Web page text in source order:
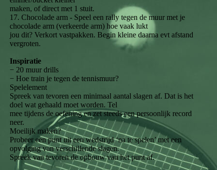
maken, of direct met 1 stuit.
17. Chocolade arm - Speel een rally tegen de muur met je
chocolade arm (verkeerde arm) hoe vaak lukt
jou dit? Verkort vastpakken. Begin kleine daarna evt afstand
vergroten.
Inspiratie
− 20 muur drills
− Hoe train je tegen de tennismuur?
Spelelement
Spreek van tevoren een minimaal aantal slagen af. Dat is het
doel wat gehaald moet worden. Tel
mee tijdens de oefening en zet steeds een persoonlijk record
neer.
Moeilijk maken?
Probeer een punt uit een wedstrijd ‘na te spelen’ met een
opvolging van verschillende slagen.
Spreek van tevoren de opbouw van het punt af.